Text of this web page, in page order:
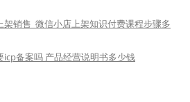
销售_微信小店上架知识付费课程步骤多
备案吗 产品经营说明书多少钱